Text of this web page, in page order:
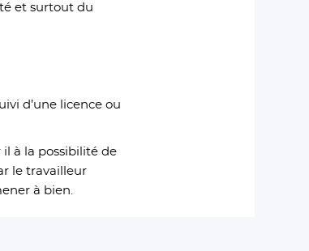
et surtout du
d’une licence ou
il à la possibilité de
le travailleur
à bien.